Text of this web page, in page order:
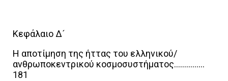
Κεφάλαιο Δ´
Η αποτίμηση της ήττας του ελληνικού/
ανθρωποκεντρικού κοσμοσυστήματος……………
181